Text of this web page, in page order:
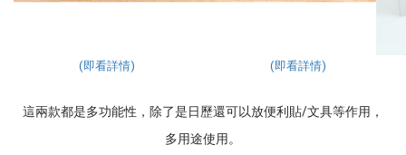
(即看詳情) (即看詳情)
這兩款都是多功能性，除了是日歷還可以放便利貼/文具等作用，
多用途使用。